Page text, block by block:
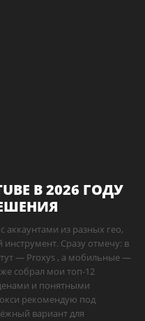
В 2026 ГОДУ
аккаунтами из разных гео,
Сразу отмечу: в
— Proxys , а мобильные —
собрал мои топ-12
и понятными
рекомендую под
вариант для